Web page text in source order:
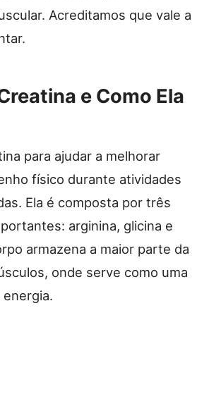
Acreditamos que vale a
e Como Ela
para ajudar a melhorar
físico durante atividades
Ela é composta por três
arginina, glicina e
armazena a maior parte da
onde serve como uma